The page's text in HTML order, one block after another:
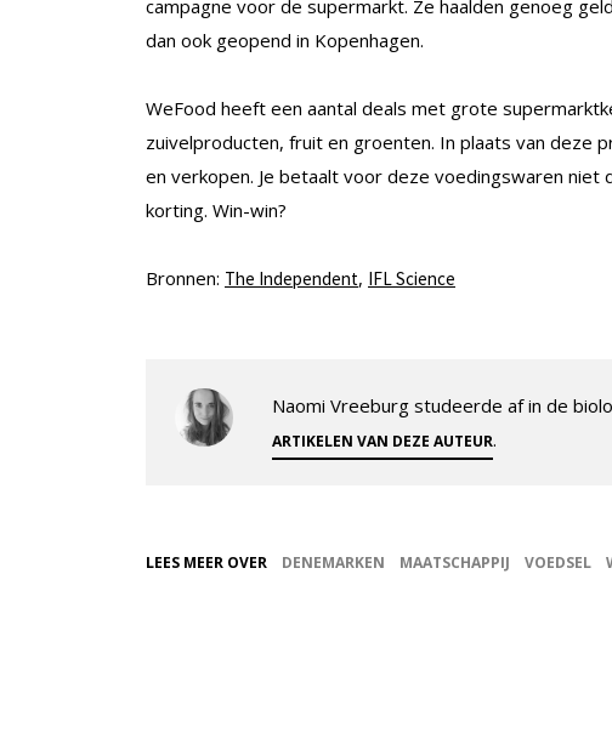
campagne voor de supermarkt. Ze haalden genoeg
dan ook geopend in Kopenhagen.
WeFood heeft een aantal deals met grote
zuivelproducten, fruit en groenten. In plaats van deze
en verkopen. Je betaalt voor deze voedingswaren
korting. Win-win?
Bronnen: The Independent, IFL Science
Naomi Vreeburg studeerde af in de
ARTIKELEN VAN DEZE AUTEUR.
LEES MEER OVER DENEMARKEN MAATSCHAPPIJ VOEDSEL